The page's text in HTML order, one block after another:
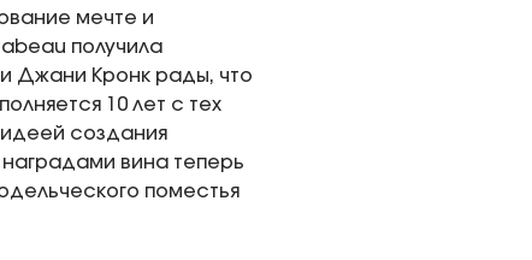
мечте и
получила
Джани Кронк рады, что
10 лет с тех
создания
вина теперь
поместья